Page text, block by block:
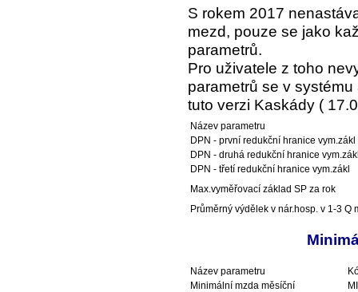
S rokem 2017
mezd, pouze se jako
parametrů.
Pro uživatele z toho
parametrů se v
tuto verzi Kaskády (
Název parametru
DPN - první redukční hranice vym.zákl
DPN - druhá redukční hranice
DPN - třetí redukční hranice vym.zákl
Max.vyměřovací základ SP za rok
Průměrný výdělek v nár.hosp. v 1-3 Q
Název parametru
Minimální mzda měsíční